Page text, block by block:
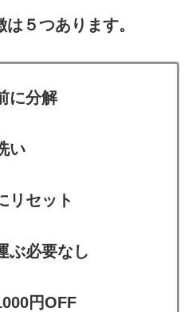
５つあります。
に分解
い
リセット
ぶ必要なし
円OFF